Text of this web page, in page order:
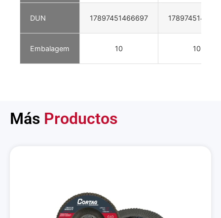
DUN 17897451466697
Embalagem 10 10
Más Productos